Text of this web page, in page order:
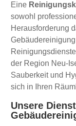
Eine
sowohl
Herausforderung
der Region Neu-
Sauberkeit und
sich in Ihren
Unsere